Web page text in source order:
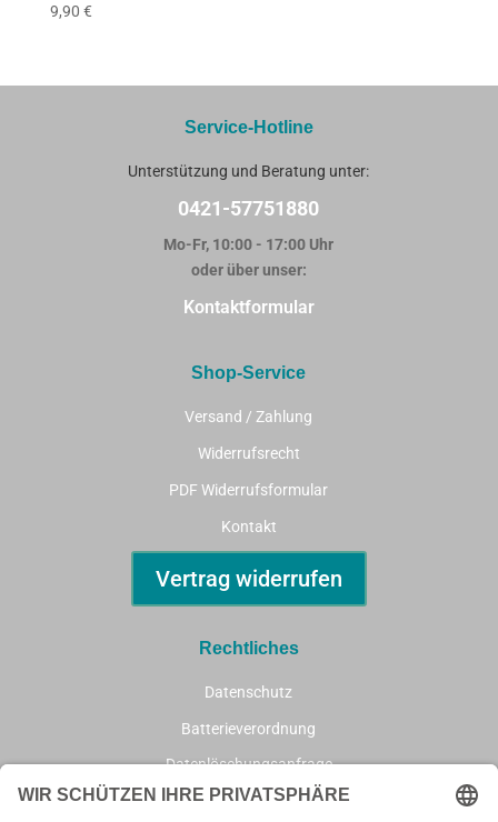
9,90 €
Service-Hotline
Unterstützung und Beratung unter:
0421-57751880
Mo-Fr, 10:00 - 17:00 Uhr
oder über unser:
Kontaktformular
Shop-Service
Versand / Zahlung
Widerrufsrecht
PDF Widerrufsformular
Kontakt
Vertrag widerrufen
Rechtliches
Datenschutz
Batterieverordnung
Datenlöschungsanfrage
AGB